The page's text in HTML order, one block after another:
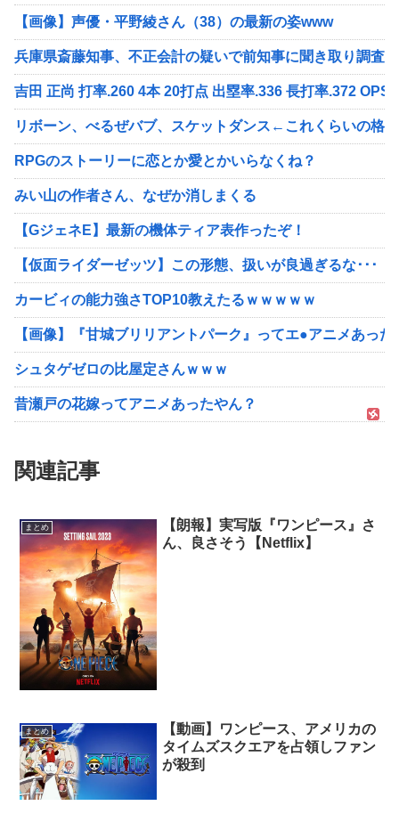
【画像】声優・平野綾さん（38）の最新の姿www
兵庫県斎藤知事、不正会計の疑いで前知事に聞き取り調査へ
吉田 正尚 打率.260 4本 20打点 出塁率.336 長打率.372
リボーン、べるぜバブ、スケットダンス←これくらいの格
RPGのストーリーに恋とか愛とかいらなくね？
みい山の作者さん、なぜか消しまくる
【GジェネE】最新の機体ティア表作ったぞ！
【仮面ライダーゼッツ】この形態、扱いが良過ぎるな･･･
カービィの能力強さTOP10教えたるｗｗｗｗｗ
【画像】『甘城ブリリアントパーク』ってエ●アニメあっ
シュタゲゼロの比屋定さんｗｗｗ
昔瀬戸の花嫁ってアニメあったやん？
関連記事
まとめ
【朗報】実写版『ワンピース』さ
ん、良さそう【Netflix】
まとめ
【動画】ワンピース、アメリカの
タイムズスクエアを占領しファン
が殺到